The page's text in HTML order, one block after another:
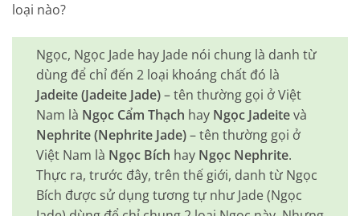
loại nào?
Ngọc, Ngọc Jade hay Jade nói chung là danh từ
dùng để chỉ đến 2 loại khoáng chất đó là
Jadeite (Jadeite Jade)– tên thường gọi ở Việt
Nam là Ngọc Cẩm Thạch hay Ngọc Jadeitevà
Nephrite (Nephrite Jade)– tên thường gọi ở
Việt Nam là Ngọc Bích hay Ngọc Nephrite.
Thực ra, trước đây, trên thế giới, danh từ Ngọc
Bích được sử dụng tương tự như Jade (Ngọc